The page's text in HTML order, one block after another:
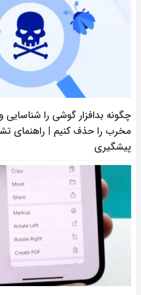
چگونه بدافزار گوشی را شناسایی
مخرب را حذف کنیم | راهنمای
پیشگیری